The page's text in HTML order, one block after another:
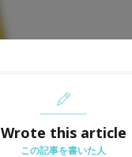
Wrote this article
この記事を書いた人